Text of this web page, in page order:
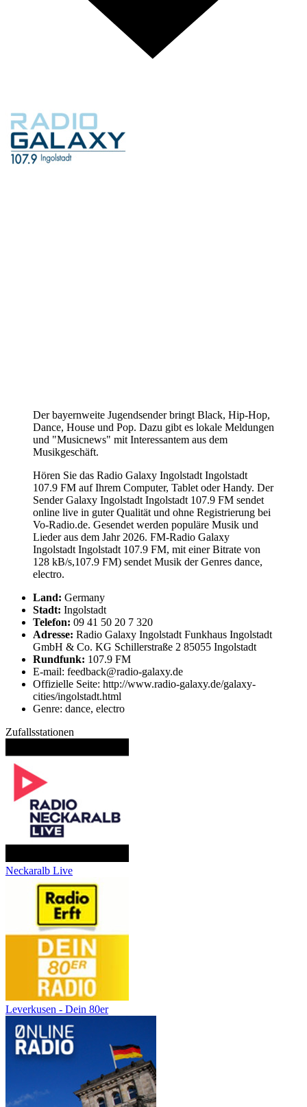
Der bayernweite Jugendsender bringt Black, Hip-Hop,
Dance, House und Pop. Dazu gibt es lokale Meldungen
und "Musicnews" mit Interessantem aus dem
Musikgeschäft.
Hören Sie das Radio Galaxy Ingolstadt Ingolstadt
107.9 FM auf Ihrem Computer, Tablet oder Handy. Der
Sender Galaxy Ingolstadt Ingolstadt 107.9 FM sendet
online live in guter Qualität und ohne Registrierung bei
Vo-Radio.de. Gesendet werden populäre Musik und
Lieder aus dem Jahr 2026. FM-Radio Galaxy
Ingolstadt Ingolstadt 107.9 FM, mit einer Bitrate von
128 kB/s,107.9 FM) sendet Musik der Genres dance,
electro.
Land: Germany
Stadt: Ingolstadt
Telefon: 09 41 50 20 7 320
Adresse: Radio Galaxy Ingolstadt Funkhaus Ingolstadt
GmbH & Co. KG Schillerstraße 2 85055 Ingolstadt
Rundfunk: 107.9 FM
E-mail: feedback@radio-galaxy.de
Offizielle Seite: http://www.radio-galaxy.de/galaxy-
cities/ingolstadt.html
Genre: dance, electro
Zufallsstationen
Neckaralb Live
Leverkusen - Dein 80er